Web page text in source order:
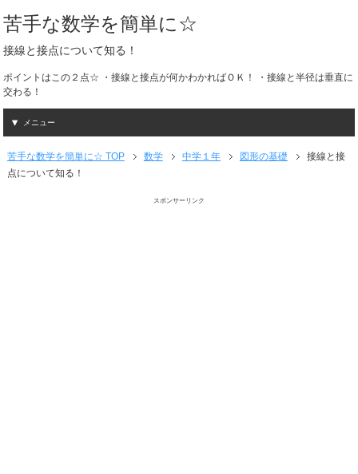
苦手な数学を簡単に☆
接線と接点について知る！
ポイントはこの２点☆ ・接線と接点が何かわかればＯＫ！ ・接線と半径は垂直に
交わる！
メニュー
苦手な数学を簡単に☆ TOP 数学 中学１年 図形の基礎
接線と接
点について知る！
スポンサーリンク